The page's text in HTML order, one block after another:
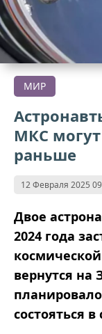
МИР
МКС
раньше
12 Февраля 2025
Двое
2024 года
вернутся
состояться